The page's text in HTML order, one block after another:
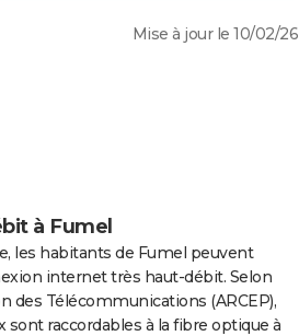
Mise à jour le 10/02/26
à Fumel
les habitants de Fumel peuvent
internet très haut-débit. Selon
des Télécommunications (ARCEP),
sont raccordables à la fibre optique à